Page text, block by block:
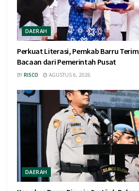
DAERAH
Perkuat Literasi, Pemkab Barru
Bacaan dari Pemerintah Pusat
BY RISCO AGUSTUS 6, 2026
DAERAH